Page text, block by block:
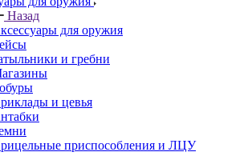
Назад
для оружия
и гребни
и цевья
приспособления и ЛЦУ